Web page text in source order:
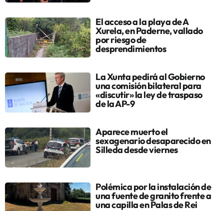
El acceso a la playa de A
Xurela, en Paderne, vallado
por riesgo de
desprendimientos
La Xunta pedirá al Gobierno
una comisión bilateral para
«discutir» la ley de traspaso
de la AP-9
Aparece muerto el
sexagenario desaparecido en
Silleda desde viernes
Polémica por la instalación de
una fuente de granito frente a
una capilla en Palas de Rei